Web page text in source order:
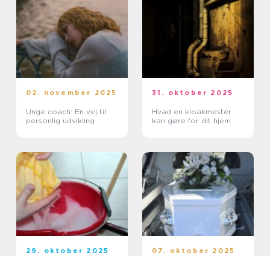
02. november 2025
Unge coach: En vej til
personlig udvikling
31. oktober 2025
Hvad en kloakmester
kan gøre for dit hjem
29. oktober 2025 07. oktober 2025